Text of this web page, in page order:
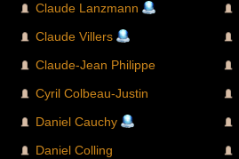
Claude Lanzmann
Claude Villers
Claude-Jean Philippe
Cyril Colbeau-Justin
Daniel Cauchy
Daniel Colling